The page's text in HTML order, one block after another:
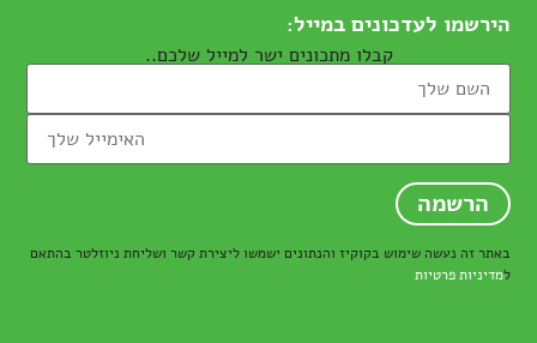
הירשמו לעדכונים במייל:
קבלו מתכונים ישר למייל שלכם..
באתר זה נעשה שימוש בקוקיז והנתונים ישמשו ליצירת קשר ושליחת ניוזלטר בהתאם
למדיניות פרטיות